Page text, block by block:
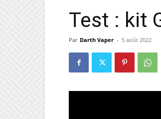
Test : kit
Par Darth Vaper - 5 août 2022